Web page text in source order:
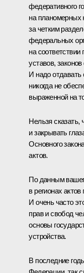
федеративного
на планомерных
за четким
федеральных
на
уставов,
И надо отдавать
никогда не
выраженной на
Нельзя сказать,
и закрывать
Основного
актов.
По данным
в регионах
И очень часто
прав и свобод
основы
устройства.
В последние